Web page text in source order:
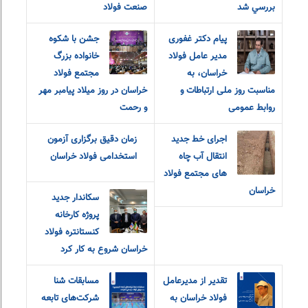
بررسي شد
صنعت فولاد
پیام دکتر غفوری
مدیر عامل فولاد
خراسان، به
مناسبت روز ملی ارتباطات و
روابط عمومی
جشن با شکوه
خانواده بزرگ
مجتمع فولاد
خراسان در روز میلاد پیامبر مهر
و رحمت
اجرای خط جدید
انتقال آب چاه
های مجتمع فولاد
خراسان
زمان دقیق برگزاری آزمون
استخدامی فولاد خراسان
سکاندار جدید
پروژه کارخانه
کنستانتره فولاد
خراسان شروع به کار کرد
تقدیر از مدیرعامل
فولاد خراسان به
مسابقات شنا
شرکت‌های تابعه